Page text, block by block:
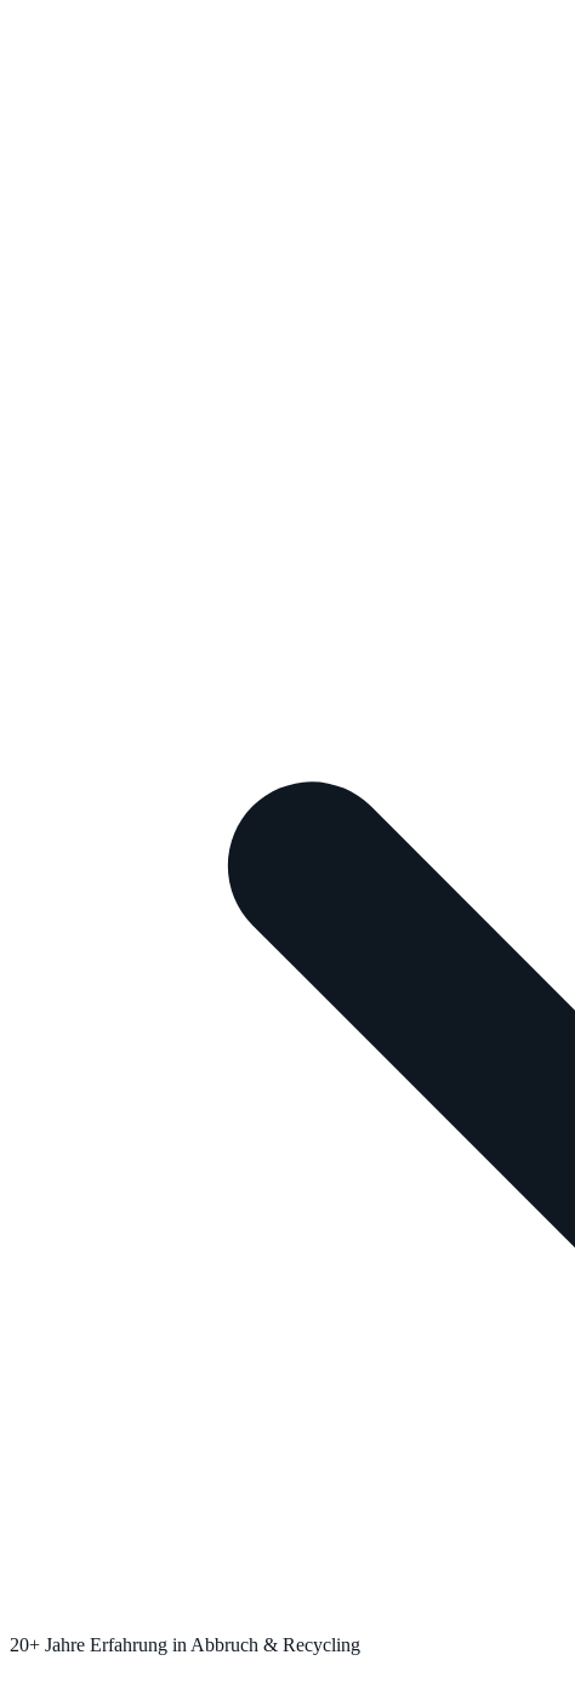
20+ Jahre Erfahrung in Abbruch & Recycling